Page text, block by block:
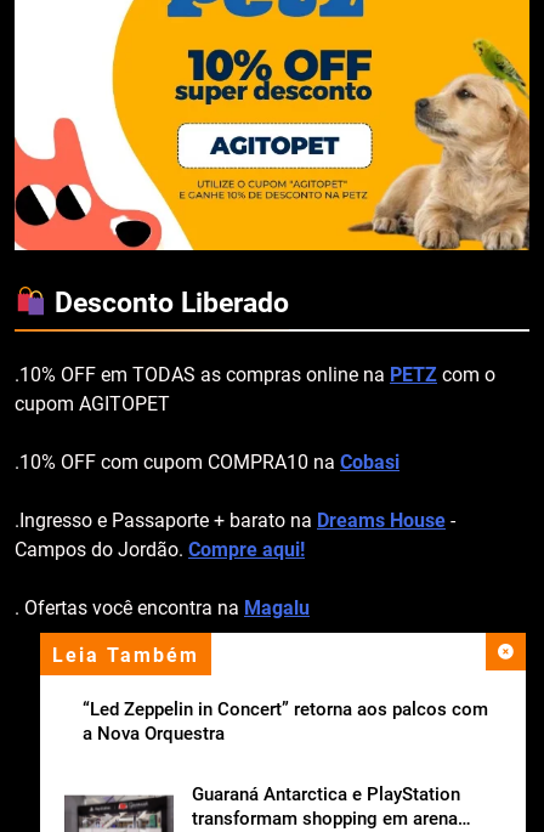
Leia Também
“Led Zeppelin in Concert” retorna aos palcos com
a Nova Orquestra
Guaraná Antarctica e PlayStation
transformam shopping em arena
Desconto Liberado
.10% OFF em TODAS as compras online na PETZ com o
cupom AGITOPET
.10% OFF com cupom COMPRA10 na Cobasi
.Ingresso e Passaporte + barato na Dreams House -
Campos do Jordão. Compre aqui!
. Ofertas você encontra na Magalu
apoio institucional